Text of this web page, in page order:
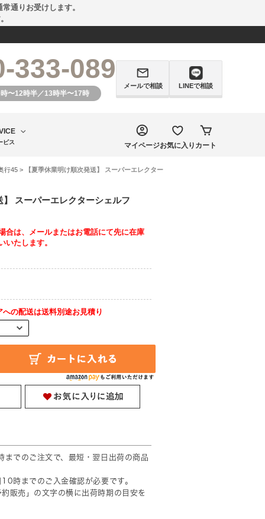
通りお受けします。
333-089
〜12時半／13時半〜17時
メールで相談 LINEで相談
ビス マイページお気に入り カート
行45 > 【夏季休業明け順次発送】 スーパーエレクター
スーパーエレクターシェルフ
合は、メールまたはお電話にて先に在庫
いたします。
の配送は送料別途お見積り